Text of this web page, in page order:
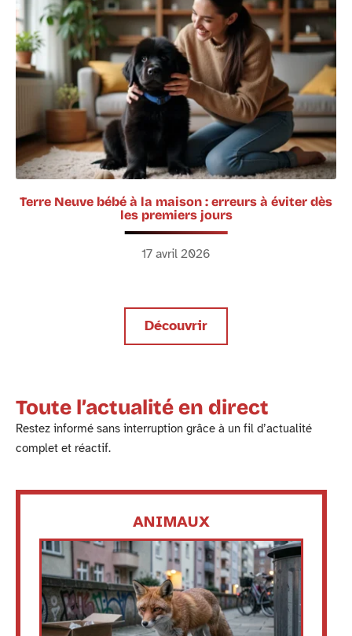
Terre Neuve bébé à la maison : erreurs à éviter dès
les premiers jours
17 avril 2026
Découvrir
Toute l’actualité en direct
Restez informé sans interruption grâce à un fil d’actualité
complet et réactif.
ANIMAUX